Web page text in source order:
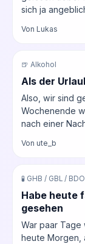
sich ja
Von Lukas
🍺 Alkohol
Als der
Also, wir sind
Wochenende
nach einer
Von ute_b
🧪 GHB / GBL / BDO
Habe heute
gesehen
War paar
heute Morgen,